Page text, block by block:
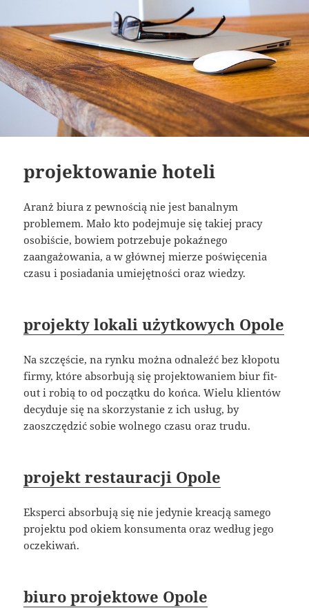
projektowanie hoteli
Aranż biura z pewnością nie jest banalnym
problemem. Mało kto podejmuje się takiej pracy
osobiście, bowiem potrzebuje pokaźnego
zaangażowania, a w głównej mierze poświęcenia
czasu i posiadania umiejętności oraz wiedzy.
projekty lokali użytkowych Opole
Na szczęście, na rynku można odnaleźć bez kłopotu
firmy, które absorbują się projektowaniem biur fit-
out i robią to od początku do końca. Wielu klientów
decyduje się na skorzystanie z ich usług, by
zaoszczędzić sobie wolnego czasu oraz trudu.
projekt restauracji Opole
Eksperci absorbują się nie jedynie kreacją samego
projektu pod okiem konsumenta oraz według jego
oczekiwań.
biuro projektowe Opole